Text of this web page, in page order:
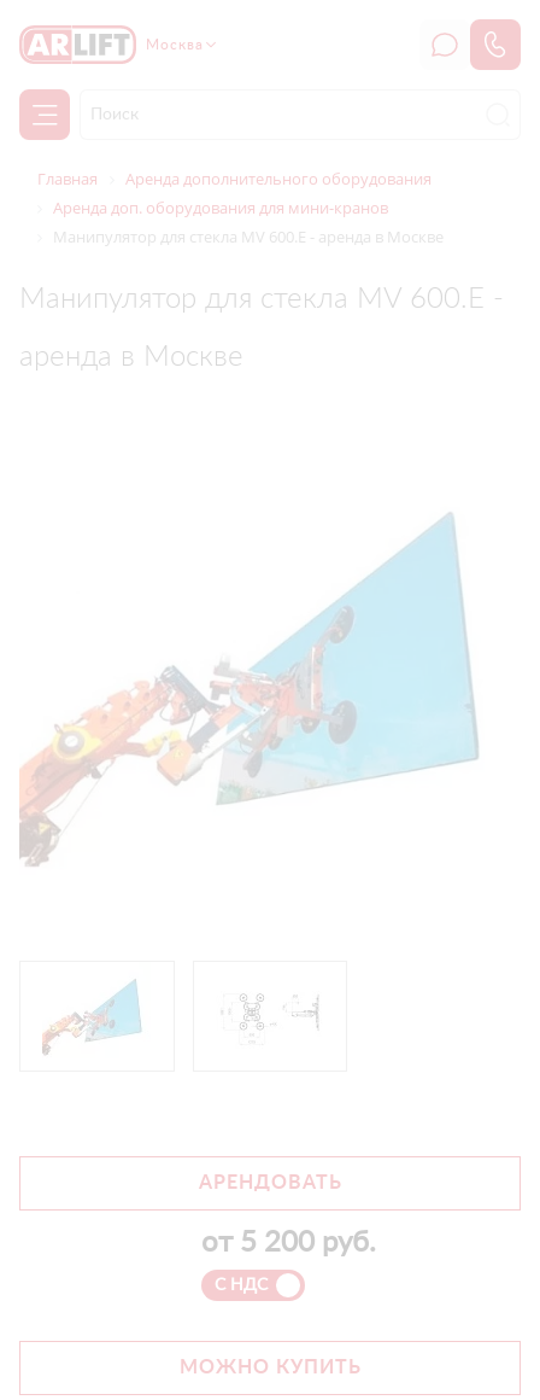
Москва
Главная
Аренда дополнительного оборудования
Аренда доп. оборудования для мини-кранов
Манипулятор для стекла MV 600.E - аренда в Москве
Манипулятор для стекла MV 600.E -
аренда в Москве
АРЕНДОВАТЬ
от 5 200 руб.
С НДС
МОЖНО КУПИТЬ